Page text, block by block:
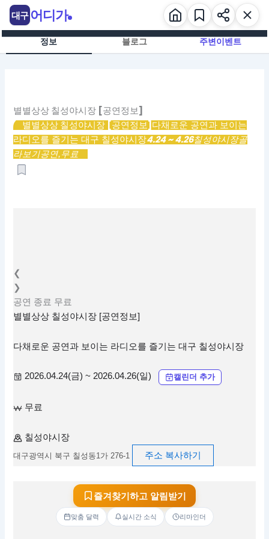
츠
정보 블로그 주변이벤트
별별상상 칠성야시장 [공연정보]
별별상상 칠성야시장 [공연정보] 다채로운 공연과 보이는
라디오를 즐기는 대구 칠성야시장4.24 ~ 4.26칠성야시장골
라보기공연,무료
❮
❯
공연 종료 무료
별별상상 칠성야시장 [공연정보]
다채로운 공연과 보이는 라디오를 즐기는 대구 칠성야시장
2026.04.24(금) ~ 2026.04.26(일) 캘린더 추가
무료
칠성야시장
대구광역시 북구 칠성동1가 276-1 주소 복사하기
즐겨찾기하고 알림받기
맞춤 달력 실시간 소식 리마인더
대구 어디가